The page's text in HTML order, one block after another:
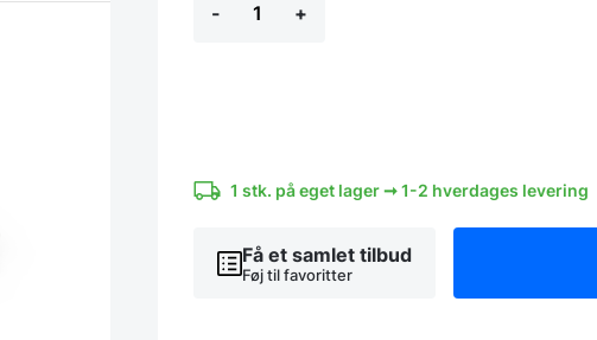
-
Gril/BBQ
+
1 stk. på eget lager ➞ 1-2 hverdages levering
Få et samlet tilbud
Føj til favoritter